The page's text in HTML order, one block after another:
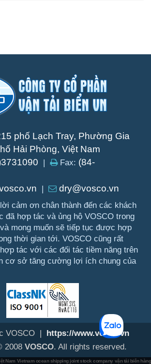
phố Lạch Tray, Phường Gia
Hải Phòng, Việt Nam
Fax: (84-
dry@vosco.vn
cảm ơn chân thành đến các khách
đã hợp tác và ủng hộ VOSCO trong
mong muốn sẽ tiếp tục được hợp
thời gian tới. VOSCO cũng rất
tác với các đối tác tiềm năng trên
cơ sở tăng cường lợi ích chung của
VOSCO |
https://www.vosco.vn
2008 VOSCO. All rights reserved.
Nam Vietnam ocean shipping joint stock company vận tải biển